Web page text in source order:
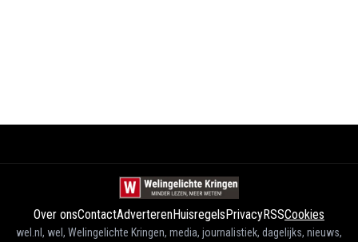
Over onsContactAdverterenHuisregelsPrivacyRSSCookies
wel.nl, wel, Welingelichte Kringen, media, journalistiek, dagelijks, nieuws,